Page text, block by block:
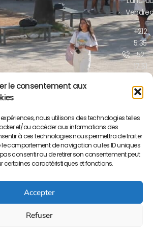
le consentement aux
expériences, nous utilisons des technologies telles
et/ou accéder aux informations des
à ces technologies nous permettra de traiter
comportement de navigation ou les ID uniques
consentir ou de retirer son consentement peut
certaines caractéristiques et fonctions.
Accepter
Refuser
+212
5 35
52
17 51
Moulay
Youssef
Meknès